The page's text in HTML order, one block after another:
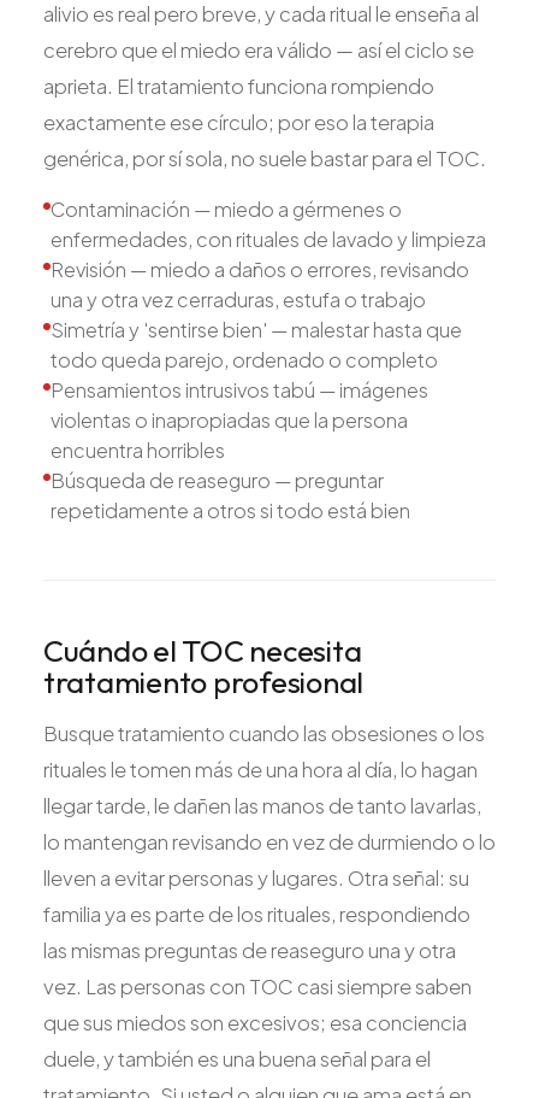
alivio es real pero breve, y cada ritual le enseña al
cerebro que el miedo era válido — así el ciclo se
aprieta. El tratamiento funciona rompiendo
exactamente ese círculo; por eso la terapia
genérica, por sí sola, no suele bastar para el TOC.
Contaminación — miedo a gérmenes o
enfermedades, con rituales de lavado y limpieza
Revisión — miedo a daños o errores, revisando
una y otra vez cerraduras, estufa o trabajo
Simetría y 'sentirse bien' — malestar hasta que
todo queda parejo, ordenado o completo
Pensamientos intrusivos tabú — imágenes
violentas o inapropiadas que la persona
encuentra horribles
Búsqueda de reaseguro — preguntar
repetidamente a otros si todo está bien
Cuándo el TOC necesita
tratamiento profesional
Busque tratamiento cuando las obsesiones o los
rituales le tomen más de una hora al día, lo hagan
llegar tarde, le dañen las manos de tanto lavarlas,
lo mantengan revisando en vez de durmiendo o lo
lleven a evitar personas y lugares. Otra señal: su
familia ya es parte de los rituales, respondiendo
las mismas preguntas de reaseguro una y otra
vez. Las personas con TOC casi siempre saben
que sus miedos son excesivos; esa conciencia
duele, y también es una buena señal para el